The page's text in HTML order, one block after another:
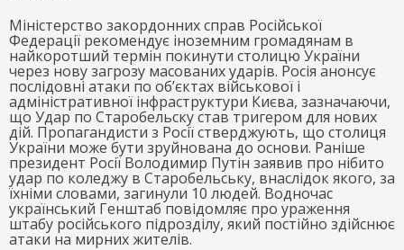
Міністерство закордонних справ Російської
Федерації рекомендує іноземним громадянам в
найкоротший термін покинути столицю України
через нову загрозу масованих ударів. Росія анонсує
послідовні атаки по об’єктах військової і
адміністративної інфраструктури Києва, зазначаючи,
що Удар по Старобельску став тригером для нових
дій. Пропагандисти з Росії стверджують, що столиця
України може бути зруйнована до основи. Раніше
президент Росії Володимир Путін заявив про нібито
удар по коледжу в Старобельську, внаслідок якого, за
їхніми словами, загинули 10 людей. Водночас
український Генштаб повідомляє про ураження
штабу російського підрозділу, який постійно здійснює
атаки на мирних жителів.